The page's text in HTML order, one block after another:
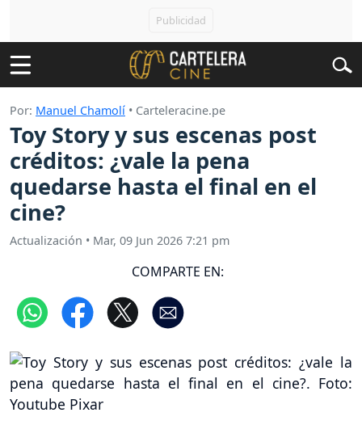
Por: Manuel Chamolí • Carteleracine.pe
Toy Story y sus escenas post
créditos: ¿vale la pena
quedarse hasta el final en el
cine?
Actualización • Mar, 09 Jun 2026 7:21 pm
COMPARTE EN: